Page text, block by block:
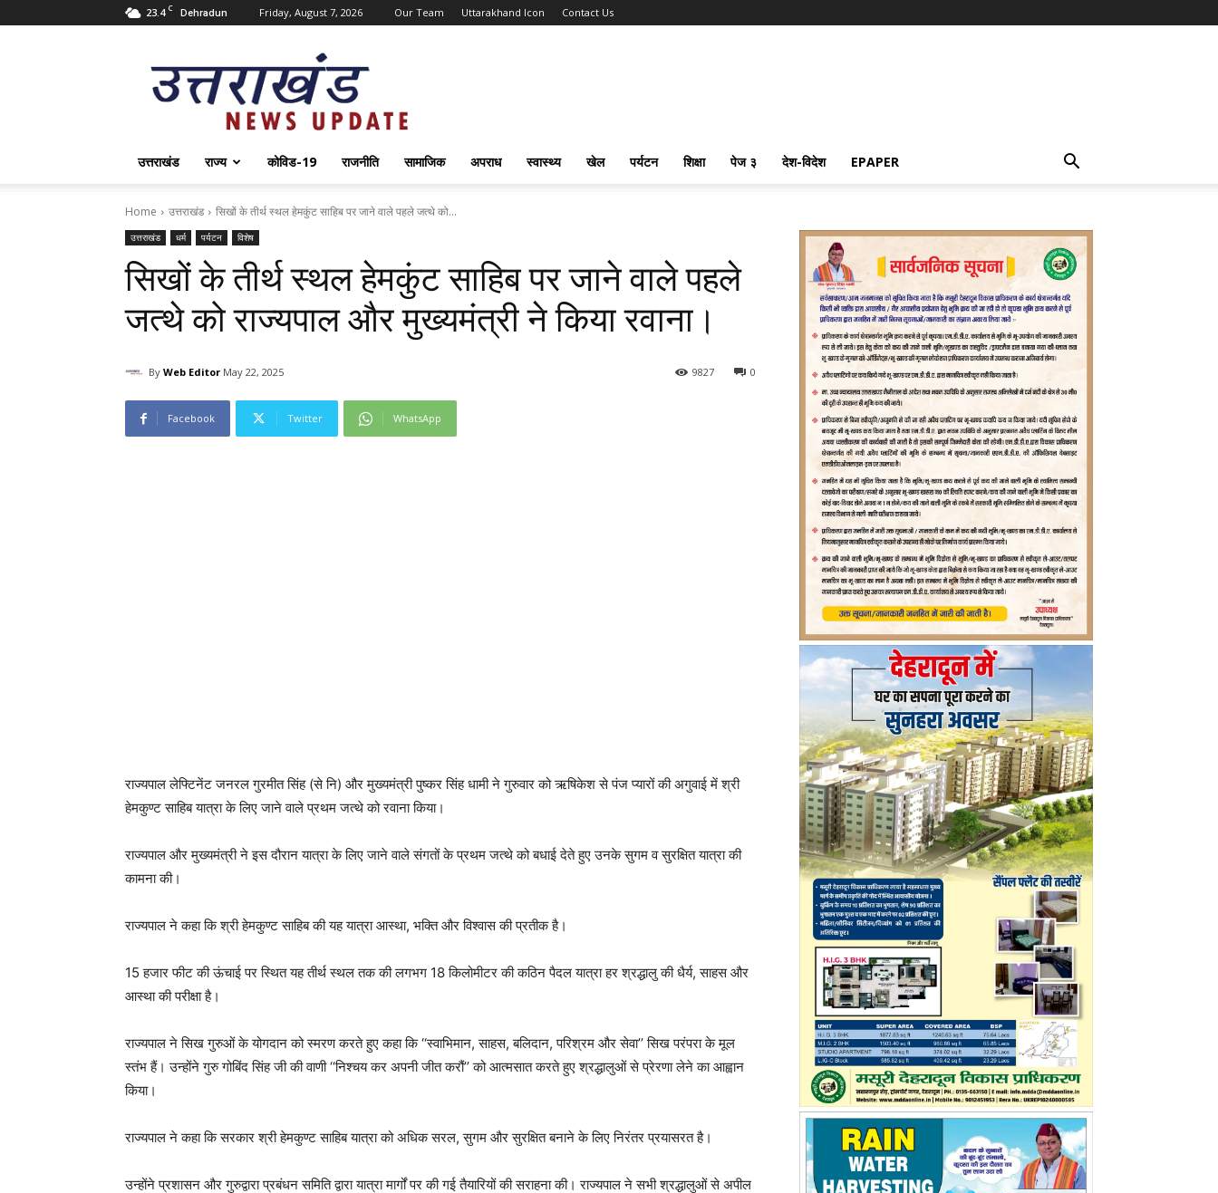
23.4 C Dehradun Friday, August 7, 2026 Our Team Uttarakhand Icon Contact Us
Uttarakhand
News
Update
उत्तराखंड राज्य कोविड-19 राजनीति सामाजिक अपराध स्वास्थ्य खेल पर्यटन शिक्षा पेज ३ देश-विदेश EPAPER
Home उत्तराखंड सिखों के तीर्थ स्थल हेमकुंट साहिब पर जाने वाले पहले जत्थे को...
उत्तराखंड धर्म पर्यटन विशेष
सिखों के तीर्थ स्थल हेमकुंट साहिब पर जाने वाले पहले
जत्थे को राज्यपाल और मुख्यमंत्री ने किया रवाना।
By Web Editor May 22, 2025 0
9827
Facebook Twitter WhatsApp
राज्यपाल लेफ्टिनेंट जनरल गुरमीत सिंह (से नि) और मुख्यमंत्री पुष्कर सिंह धामी ने गुरुवार को ऋषिकेश से पंज प्यारों की अगुवाई में श्री
हेमकुण्ट साहिब यात्रा के लिए जाने वाले प्रथम जत्थे को रवाना किया।
राज्यपाल और मुख्यमंत्री ने इस दौरान यात्रा के लिए जाने वाले संगतों के प्रथम जत्थे को बधाई देते हुए उनके सुगम व सुरक्षित यात्रा की
कामना की।
राज्यपाल ने कहा कि श्री हेमकुण्ट साहिब की यह यात्रा आस्था, भक्ति और विश्वास की प्रतीक है।
15 हजार फीट की ऊंचाई पर स्थित यह तीर्थ स्थल तक की लगभग 18 किलोमीटर की कठिन पैदल यात्रा हर श्रद्धालु की धैर्य, साहस और
आस्था की परीक्षा है।
राज्यपाल ने सिख गुरुओं के योगदान को स्मरण करते हुए कहा कि ‘‘स्वाभिमान, साहस, बलिदान, परिश्रम और सेवा’’ सिख परंपरा के मूल
स्तंभ हैं। उन्होंने गुरु गोबिंद सिंह जी की वाणी ‘‘निश्चय कर अपनी जीत करौं’’ को आत्मसात करते हुए श्रद्धालुओं से प्रेरणा लेने का आह्वान
किया।
राज्यपाल ने कहा कि सरकार श्री हेमकुण्ट साहिब यात्रा को अधिक सरल, सुगम और सुरक्षित बनाने के लिए निरंतर प्रयासरत है।
उन्होंने प्रशासन और गुरुद्वारा प्रबंधन समिति द्वारा यात्रा मार्गों पर की गई तैयारियों की सराहना की। राज्यपाल ने सभी श्रद्धालुओं से अपील